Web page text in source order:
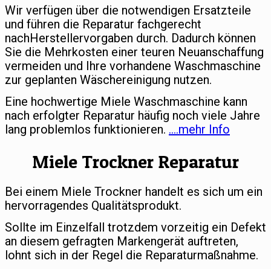
Wir verfügen über die notwendigen Ersatzteile
und führen die Reparatur fachgerecht
nachHerstellervorgaben durch. Dadurch können
Sie die Mehrkosten einer teuren Neuanschaffung
vermeiden und Ihre vorhandene Waschmaschine
zur geplanten Wäschereinigung nutzen.
Eine hochwertige Miele Waschmaschine kann
nach erfolgter Reparatur häufig noch viele Jahre
lang problemlos funktionieren. ….mehr Info
Miele Trockner Reparatur
Bei einem Miele Trockner handelt es sich um ein
hervorragendes Qualitätsprodukt.
Sollte im Einzelfall trotzdem vorzeitig ein Defekt
an diesem gefragten Markengerät auftreten,
lohnt sich in der Regel die Reparaturmaßnahme.